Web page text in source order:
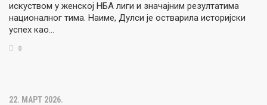
искуством у женској НБА лиги и значајним резултатима
националног тима. Наиме, Дулси је остварила историјски
успех као…
0
22. МАРТ 2026.